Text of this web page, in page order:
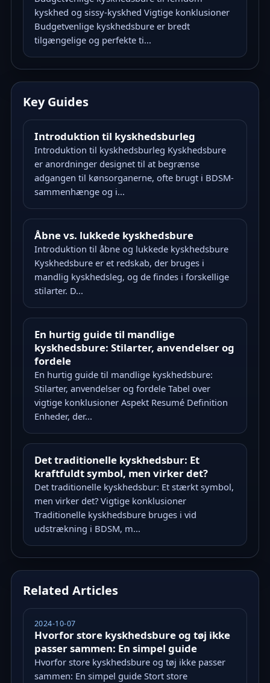
kyskhed og sissy-kyskhed Vigtige konklusioner
Budgetvenlige kyskhedsbure er bredt
tilgængelige og perfekte ti...
Key Guides
Introduktion til kyskhedsburleg
Introduktion til kyskhedsburleg Kyskhedsbure
er anordninger designet til at begrænse
adgangen til kønsorganerne, ofte brugt i BDSM-
sammenhænge og i...
Åbne vs. lukkede kyskhedsbure
Introduktion til åbne og lukkede kyskhedsbure
Kyskhedsbure er et redskab, der bruges i
mandlig kyskhedsleg, og de findes i forskellige
stilarter. D...
En hurtig guide til mandlige
kyskhedsbure: Stilarter, anvendelser og
fordele
En hurtig guide til mandlige kyskhedsbure:
Stilarter, anvendelser og fordele Tabel over
vigtige konklusioner Aspekt Resumé Definition
Enheder, der...
Det traditionelle kyskhedsbur: Et
kraftfuldt symbol, men virker det?
Det traditionelle kyskhedsbur: Et stærkt symbol,
men virker det? Vigtige konklusioner
Traditionelle kyskhedsbure bruges i vid
udstrækning i BDSM, m...
Related Articles
2024-10-07
Hvorfor store kyskhedsbure og tøj ikke
passer sammen: En simpel guide
Hvorfor store kyskhedsbure og tøj ikke passer
sammen: En simpel guide Stort store